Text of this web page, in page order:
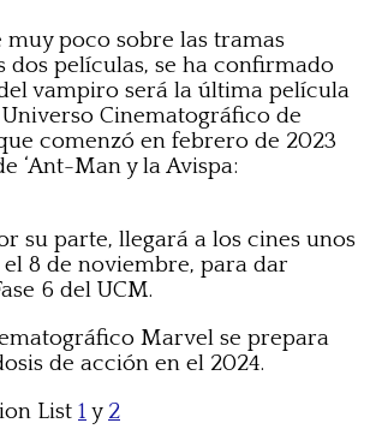
muy poco sobre las tramas
dos películas, se ha confirmado
vampiro será la última película
Universo Cinematográfico de
comenzó en febrero de 2023
‘Ant-Man y la Avispa:
su parte, llegará a los cines unos
el 8 de noviembre, para dar
6 del UCM.
Marvel se prepara
de acción en el 2024.
List 1 y 2